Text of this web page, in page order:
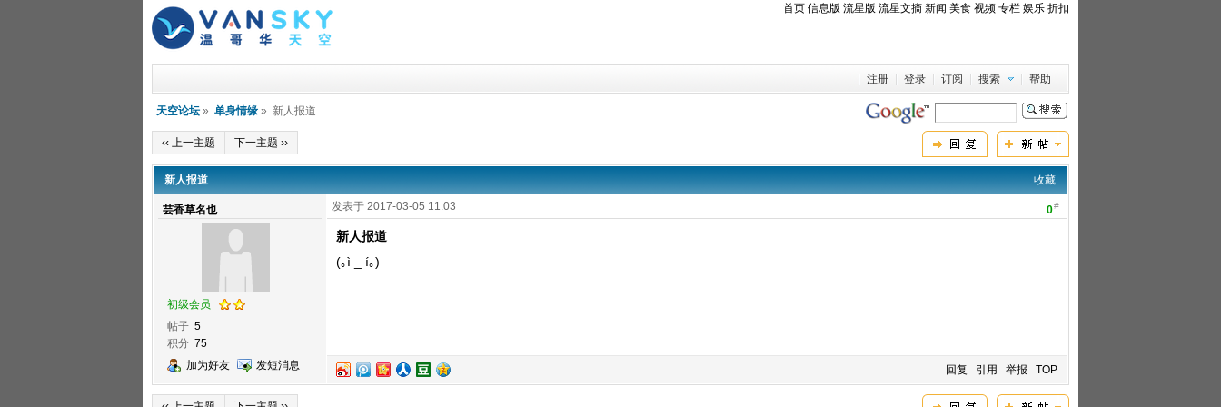
首页 信息版 流星版 流星文摘 新闻 美食 视频 专栏 娱乐 折扣
注册 登录 订阅 搜索 帮助
天空论坛 » 单身情缘 » 新人报道
‹‹ 上一主题 下一主题 ››
收藏
新人报道
芸香草名也
初级会员
帖子 5
积分 75
加为好友
发短消息
0#
发表于 2017-03-05 11:03
新人报道
(｡ì _ í｡)
回复 引用 举报 TOP